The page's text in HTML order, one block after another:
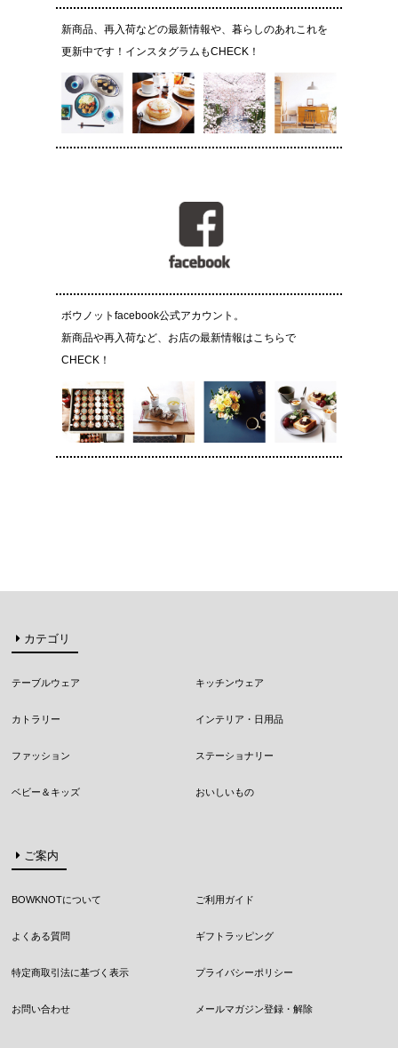
新商品、再入荷などの最新情報や、暮らしのあれこれを
更新中です！インスタグラムもCHECK！
ボウノットfacebook公式アカウント。
新商品や再入荷など、お店の最新情報はこちらで
CHECK！
カテゴリ
テーブルウェア キッチンウェア
カトラリー インテリア・日用品
ファッション ステーショナリー
ベビー＆キッズ おいしいもの
ご案内
BOWKNOTについて ご利用ガイド
よくある質問 ギフトラッピング
特定商取引法に基づく表示 プライバシーポリシー
お問い合わせ メールマガジン登録・解除